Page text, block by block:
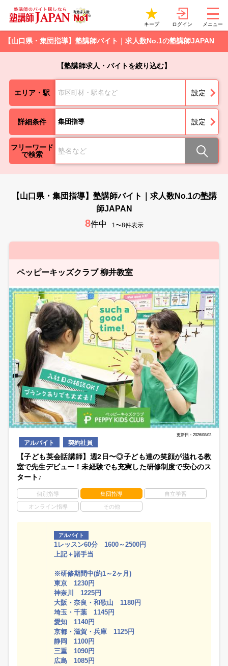
キープ ログイン メニュー
【山口県・集団指導】塾講師バイト｜求人数No.1の塾講師JAPAN
【塾講師求人・バイトを絞り込む】
エリア・駅 市区町材・駅名など 設定
詳細条件 集団指導 設定
フリーワード
で検索
【山口県・集団指導】塾講師バイト｜求人数No.1の塾講
師JAPAN
8件中 1〜8件表示
ペッピーキッズクラブ 柳井教室
更新日：2026/08/03
アルバイト 契約社員
【子ども英会話講師】週2日〜◎子ども達の笑顔が溢れる教
室で先生デビュー！未経験でも充実した研修制度で安心のス
タート♪
個別指導 集団指導 自立学習
オンライン指導 その他
アルバイト
1レッスン60分 1600～2500円
上記＋諸手当
※研修期間中(約1～2ヶ月)
東京 1230円
神奈川 1225円
大阪・奈良・和歌山 1180円
埼玉・千葉 1145円
愛知 1140円
京都・滋賀・兵庫 1125円
静岡 1100円
三重 1090円
広島 1085円